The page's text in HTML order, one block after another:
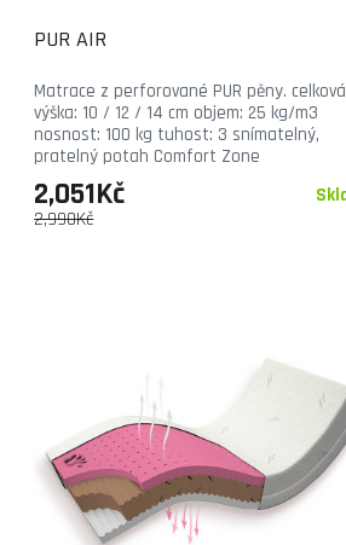
PUR AIR
Matrace z perforované PUR pěny. celková
výška: 10 / 12 / 14 cm objem: 25 kg/m3
nosnost: 100 kg tuhost: 3 snímatelný,
pratelný potah Comfort Zone
2,990Kč
2,051Kč